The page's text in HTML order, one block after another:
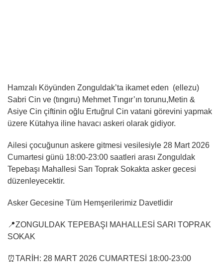
Hamzalı Köyünden Zonguldak’ta ikamet eden (ellezu)
Sabri Cin ve (tıngıru) Mehmet Tıngır’ın torunu,Metin &
Asiye Cin çiftinin oğlu Ertuğrul Cin vatani görevini yapmak
üzere Kütahya iline havacı askeri olarak gidiyor.
Ailesi çocuğunun askere gitmesi vesilesiyle 28 Mart 2026
Cumartesi günü 18:00-23:00 saatleri arası Zonguldak
Tepebaşı Mahallesi Sarı Toprak Sokakta asker gecesi
düzenleyecektir.
Asker Gecesine Tüm Hemşerilerimiz Davetlidir
📍ZONGULDAK TEPEBAŞI MAHALLESİ SARI TOPRAK
SOKAK
⏰TARİH: 28 MART 2026 CUMARTESİ 18:00-23:00